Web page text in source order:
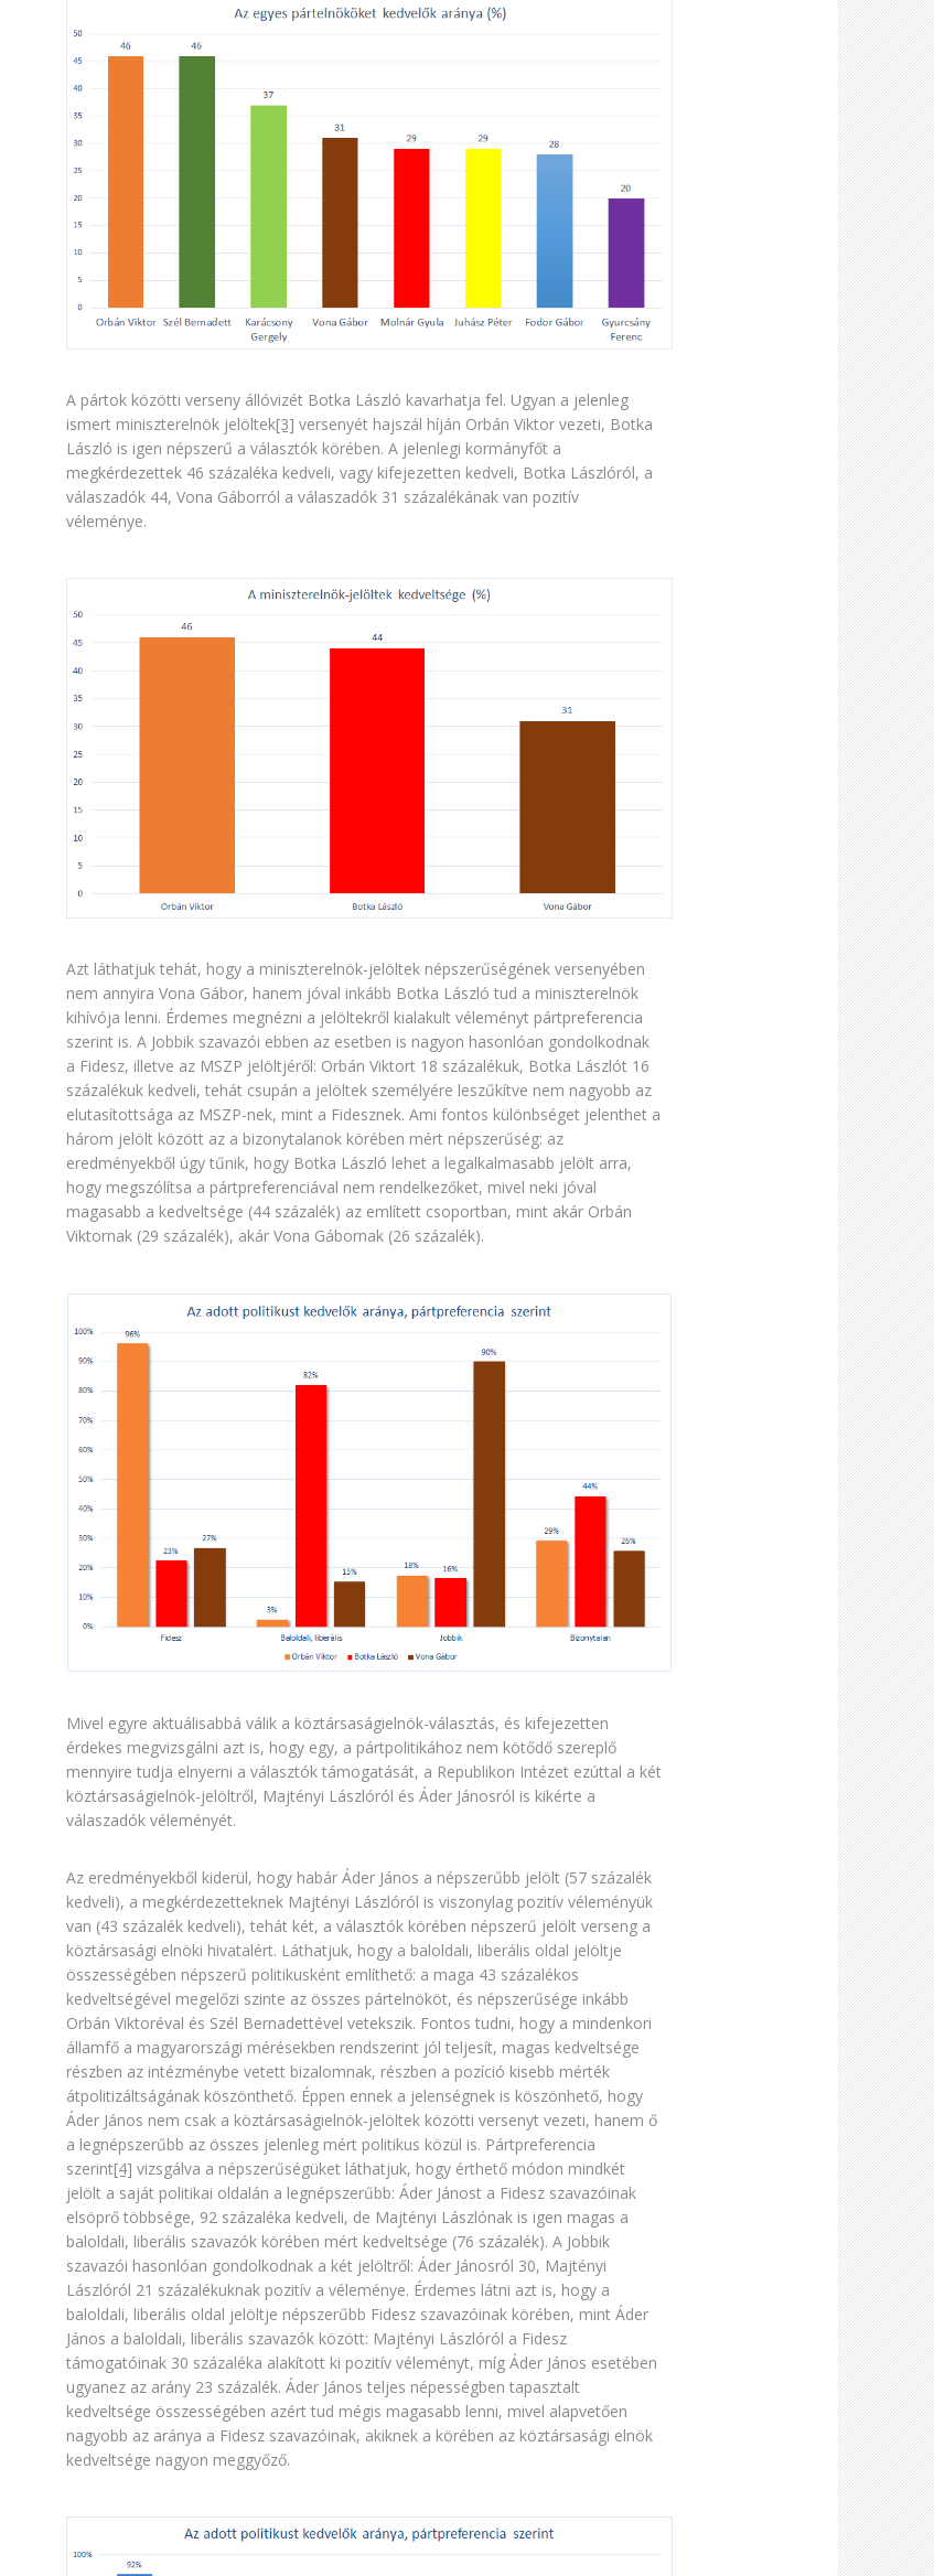
A pártok közötti verseny állóvizét Botka László kavarhatja fel. Ugyan a jelenleg
ismert miniszterelnök jelöltek[3] versenyét hajszál híján Orbán Viktor vezeti, Botka
László is igen népszerű a választók körében. A jelenlegi kormányfőt a
megkérdezettek 46 százaléka kedveli, vagy kifejezetten kedveli, Botka Lászlóról, a
válaszadók 44, Vona Gáborról a válaszadók 31 százalékának van pozitív
véleménye.
Azt láthatjuk tehát, hogy a miniszterelnök-jelöltek népszerűségének versenyében
nem annyira Vona Gábor, hanem jóval inkább Botka László tud a miniszterelnök
kihívója lenni. Érdemes megnézni a jelöltekről kialakult véleményt pártpreferencia
szerint is. A Jobbik szavazói ebben az esetben is nagyon hasonlóan gondolkodnak
a Fidesz, illetve az MSZP jelöltjéről: Orbán Viktort 18 százalékuk, Botka Lászlót 16
százalékuk kedveli, tehát csupán a jelöltek személyére leszűkítve nem nagyobb az
elutasítottsága az MSZP-nek, mint a Fidesznek. Ami fontos különbséget jelenthet a
három jelölt között az a bizonytalanok körében mért népszerűség: az
eredményekből úgy tűnik, hogy Botka László lehet a legalkalmasabb jelölt arra,
hogy megszólítsa a pártpreferenciával nem rendelkezőket, mivel neki jóval
magasabb a kedveltsége (44 százalék) az említett csoportban, mint akár Orbán
Viktornak (29 százalék), akár Vona Gábornak (26 százalék).
Mivel egyre aktuálisabbá válik a köztársaságielnök-választás, és kifejezetten
érdekes megvizsgálni azt is, hogy egy, a pártpolitikához nem kötődő szereplő
mennyire tudja elnyerni a választók támogatását, a Republikon Intézet ezúttal a két
köztársaságielnök-jelöltről, Majtényi Lászlóról és Áder Jánosról is kikérte a
válaszadók véleményét.
Az eredményekből kiderül, hogy habár Áder János a népszerűbb jelölt (57 százalék
kedveli), a megkérdezetteknek Majtényi Lászlóról is viszonylag pozitív véleményük
van (43 százalék kedveli), tehát két, a választók körében népszerű jelölt verseng a
köztársasági elnöki hivatalért. Láthatjuk, hogy a baloldali, liberális oldal jelöltje
összességében népszerű politikusként említhető: a maga 43 százalékos
kedveltségével megelőzi szinte az összes pártelnököt, és népszerűsége inkább
Orbán Viktoréval és Szél Bernadettével vetekszik. Fontos tudni, hogy a mindenkori
államfő a magyarországi mérésekben rendszerint jól teljesít, magas kedveltsége
részben az intézménybe vetett bizalomnak, részben a pozíció kisebb mérték
átpolitizáltságának köszönthető. Éppen ennek a jelenségnek is köszönhető, hogy
Áder János nem csak a köztársaságielnök-jelöltek közötti versenyt vezeti, hanem ő
a legnépszerűbb az összes jelenleg mért politikus közül is. Pártpreferencia
szerint[4] vizsgálva a népszerűségüket láthatjuk, hogy érthető módon mindkét
jelölt a saját politikai oldalán a legnépszerűbb: Áder Jánost a Fidesz szavazóinak
elsöprő többsége, 92 százaléka kedveli, de Majtényi Lászlónak is igen magas a
baloldali, liberális szavazók körében mért kedveltsége (76 százalék). A Jobbik
szavazói hasonlóan gondolkodnak a két jelöltről: Áder Jánosról 30, Majtényi
Lászlóról 21 százalékuknak pozitív a véleménye. Érdemes látni azt is, hogy a
baloldali, liberális oldal jelöltje népszerűbb Fidesz szavazóinak körében, mint Áder
János a baloldali, liberális szavazók között: Majtényi Lászlóról a Fidesz
támogatóinak 30 százaléka alakított ki pozitív véleményt, míg Áder János esetében
ugyanez az arány 23 százalék. Áder János teljes népességben tapasztalt
kedveltsége összességében azért tud mégis magasabb lenni, mivel alapvetően
nagyobb az aránya a Fidesz szavazóinak, akiknek a körében az köztársasági elnök
kedveltsége nagyon meggyőző.